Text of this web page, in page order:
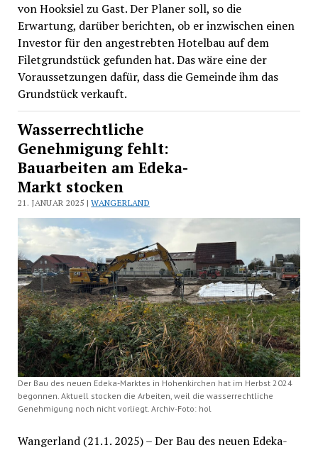
von Hooksiel zu Gast. Der Planer soll, so die
Erwartung, darüber berichten, ob er inzwischen einen
Investor für den angestrebten Hotelbau auf dem
Filetgrundstück gefunden hat. Das wäre eine der
Voraussetzungen dafür, dass die Gemeinde ihm das
Grundstück verkauft.
Wasserrechtliche
Genehmigung fehlt:
Bauarbeiten am Edeka-
Markt stocken
21. JANUAR 2025 |WANGERLAND
Der Bau des neuen Edeka-Marktes in Hohenkirchen hat im Herbst 2024
begonnen. Aktuell stocken die Arbeiten, weil die wasserrechtliche
Genehmigung noch nicht vorliegt. Archiv-Foto: hol
Wangerland (21.1. 2025) – Der Bau des neuen Edeka-